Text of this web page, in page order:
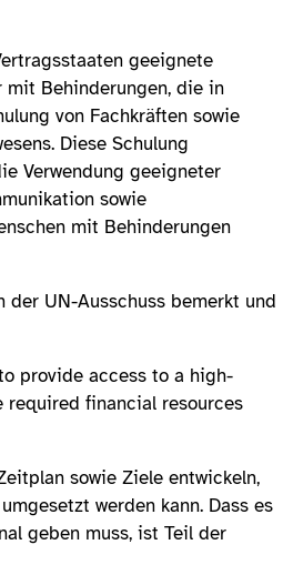
geeignete
mit Behinderungen, die in
von Fachkräften sowie
Diese Schulung
Verwendung geeigneter
sowie
mit Behinderungen
UN-Ausschuss bemerkt und
provide access to a high-
required financial resources
sowie Ziele entwickeln,
werden kann. Dass es
geben muss, ist Teil der